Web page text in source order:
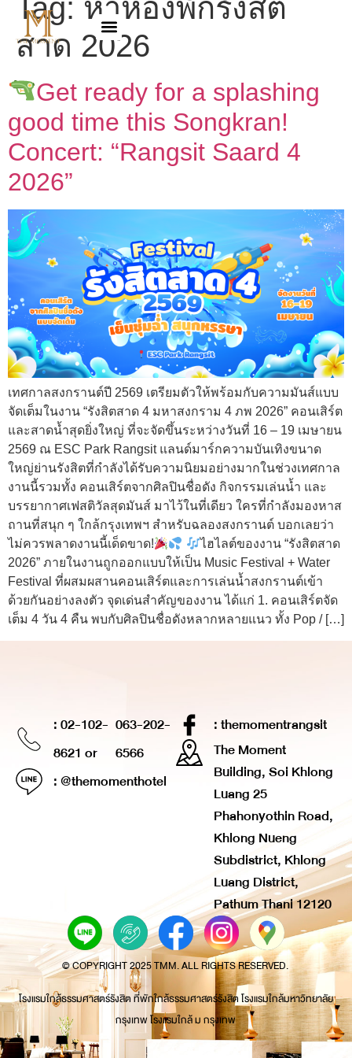
Tag: หาห้องพักรังสิต
สาด 2026
Get ready for a splashing
good time this Songkran!
Concert: “Rangsit Saard 4
2026”
เทศกาลสงกรานต์ปี 2569 เตรียมตัวให้พร้อมกับความมันส์แบบ
จัดเต็มในงาน “รังสิตสาด 4 มหาสงกราม 4 ภพ 2026” คอนเสิร์ต
และสาดน้ำสุดยิ่งใหญ่ ที่จะจัดขึ้นระหว่างวันที่ 16 – 19 เมษายน
2569 ณ ESC Park Rangsit แลนด์มาร์กความบันเทิงขนาด
ใหญ่ย่านรังสิตที่กำลังได้รับความนิยมอย่างมากในช่วงเทศกาล
งานนี้รวมทั้ง คอนเสิร์ตจากศิลปินชื่อดัง กิจกรรมเล่นน้ำ และ
บรรยากาศเฟสติวัลสุดมันส์ มาไว้ในที่เดียว ใครที่กำลังมองหาส
ถานที่สนุก ๆ ใกล้กรุงเทพฯ สำหรับฉลองสงกรานต์ บอกเลยว่า
ไม่ควรพลาดงานนี้เด็ดขาด!
ไฮไลต์ของงาน “รังสิตสาด
2026” ภายในงานถูกออกแบบให้เป็น Music Festival + Water
Festival ที่ผสมผสานคอนเสิร์ตและการเล่นน้ำสงกรานต์เข้า
ด้วยกันอย่างลงตัว จุดเด่นสำคัญของงาน ได้แก่ 1. คอนเสิร์ตจัด
เต็ม 4 วัน 4 คืน พบกับศิลปินชื่อดังหลากหลายแนว ทั้ง Pop / […]
: 02-102-
8621 or
063-202-
6566
: @themomenthotel
: themomentrangsit
The Moment
Building, Soi Khlong
Luang 25
Phahonyothin Road,
Khlong Nueng
Subdistrict, Khlong
Luang District,
Pathum Thani 12120
© COPYRIGHT 2025 TMM. ALL RIGHTS RESERVED.
โรงแรมใกล้ธรรมศาสตร์รังสิต ที่พักใกล้ธรรมศาสตร์รังสิต โรงแรมใกล้มหาวิทยาลัย
กรุงเทพ โรงแรมใกล้ ม กรุงเทพ